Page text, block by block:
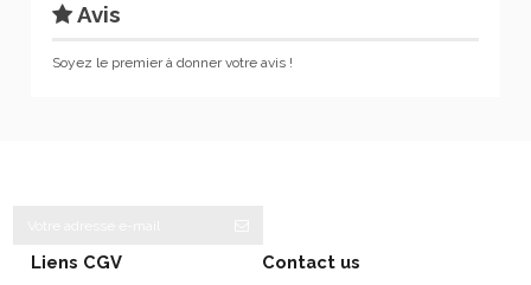
Avis
Soyez le premier à donner votre avis !
Liens CGV Contact us